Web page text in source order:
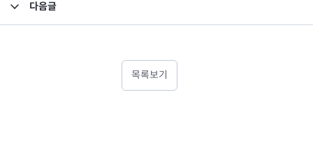
다음글
목록보기